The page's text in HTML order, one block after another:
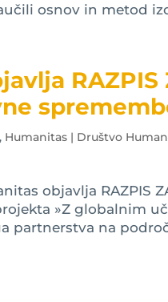
osnov in metod
RAZPIS
, Humanitas | Društvo
objavlja RAZPIS
»Z globalnim
partnerstva na